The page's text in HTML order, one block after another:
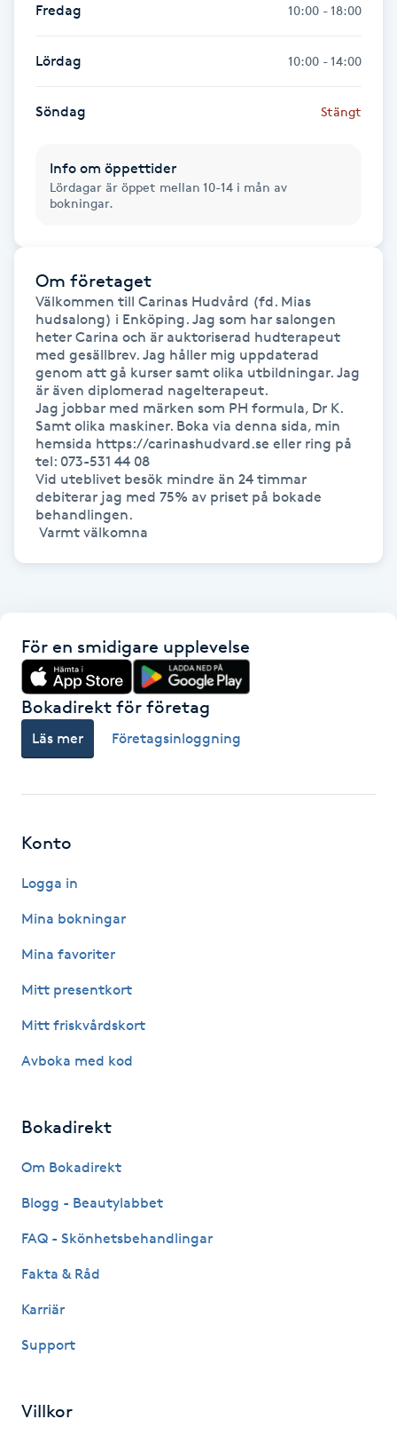
Klangmassage
Klippning
Klippning & Slingor
Klippning ungdom
Koppningsmassage
Kostrådgivning
Kroppsinpackning
Kroppspeeling
Käkledsbehandling
Kärlbehandling
LED-ljusterapi
Liktornar
LPG-behandling
LPG-massage
Lymfmassage
Läpptatuering
M
Massage
Medicinsk massage
Meditation
Medium
Fredag 10:00 - 18:00
Lördag 10:00 - 14:00
Söndag Stängt
Info om öppettider
Lördagar är öppet mellan 10-14 i mån av
bokningar.
Om företaget
Välkommen till Carinas Hudvård (fd. Mias
hudsalong) i Enköping. Jag som har salongen
heter Carina och är auktoriserad hudterapeut
med gesällbrev. Jag håller mig uppdaterad
genom att gå kurser samt olika utbildningar. Jag
är även diplomerad nagelterapeut.
Jag jobbar med märken som PH formula, Dr K.
Samt olika maskiner. Boka via denna sida, min
hemsida https://carinashudvard.se eller ring på
tel: 073-531 44 08
Vid uteblivet besök mindre än 24 timmar
debiterar jag med 75% av priset på bokade
behandlingen.
För en smidigare upplevelse
Bokadirekt för företag
Läs mer Företagsinloggning
Konto
Logga in
Mina bokningar
Mina favoriter
Mitt presentkort
Mitt friskvårdskort
Avboka med kod
Bokadirekt
Om Bokadirekt
Blogg - Beautylabbet
FAQ - Skönhetsbehandlingar
Fakta & Råd
Karriär
Support
Villkor